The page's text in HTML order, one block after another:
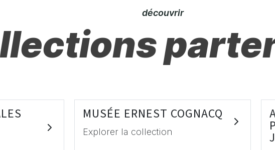
découvrir
MUSÉE ERNEST COGNACQ
Explorer la collection